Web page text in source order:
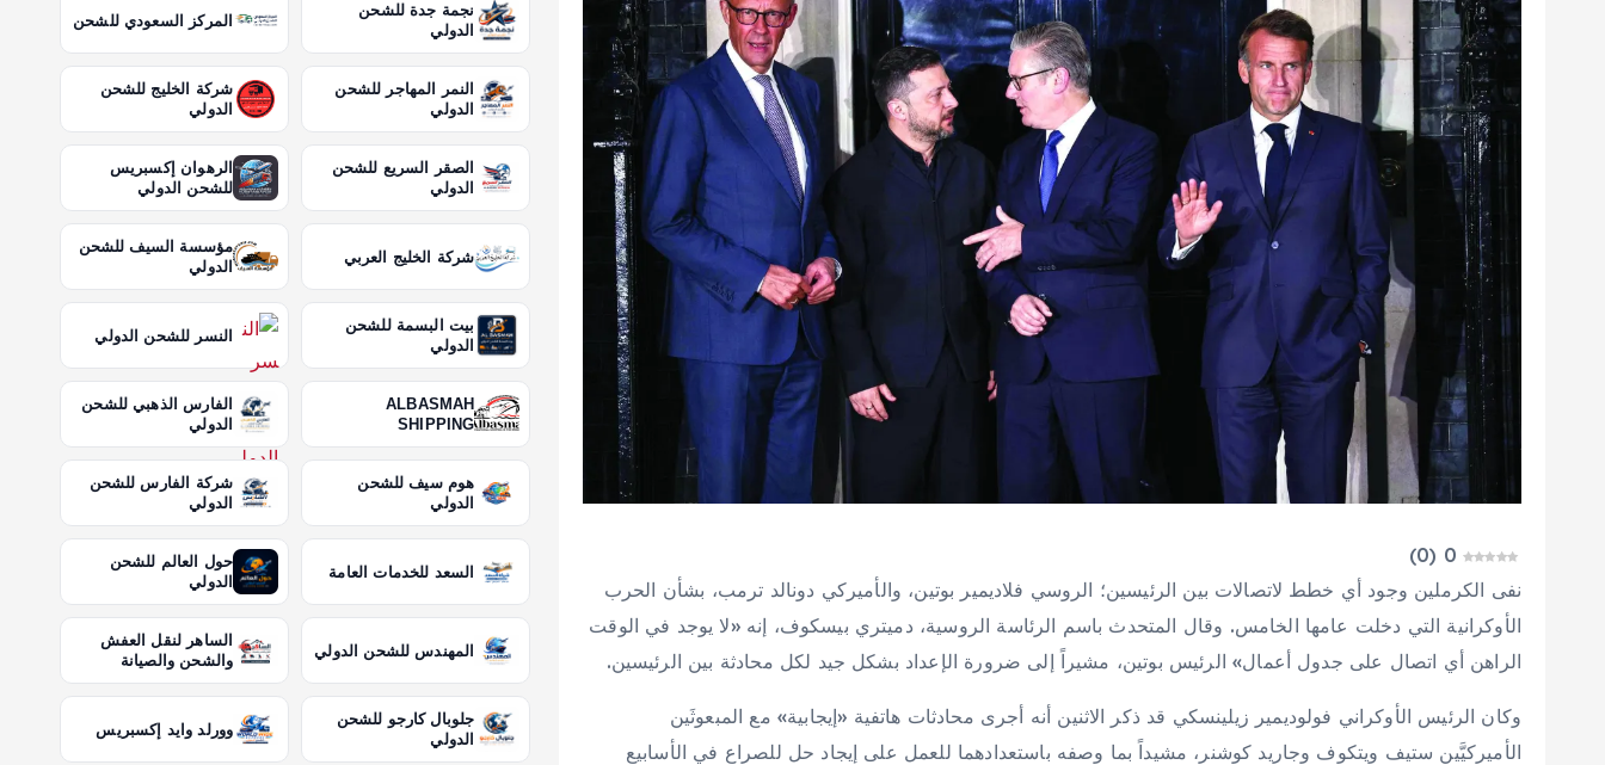
0
(
0
)
نفى الكرملين وجود أي خطط لاتصالات بين الرئيسين؛ الروسي فلاديمير بوتين، والأميركي دونالد ترمب، بشأن الحرب
الأوكرانية التي دخلت عامها الخامس. وقال المتحدث باسم الرئاسة الروسية، دميتري بيسكوف، إنه «لا يوجد في الوقت
الراهن أي اتصال على جدول أعمال» الرئيس بوتين، مشيراً إلى ضرورة الإعداد بشكل جيد لكل محادثة بين الرئيسين.
وكان الرئيس الأوكراني فولوديمير زيلينسكي قد ذكر الاثنين أنه أجرى محادثات هاتفية «إيجابية» مع المبعوثَين
الأميركيَّين ستيف ويتكوف وجاريد كوشنر، مشيداً بما وصفه باستعدادهما للعمل على إيجاد حل للصراع في الأسابيع
نجمة جدة للشحن
الدولي
المركز السعودي للشحن
النمر المهاجر للشحن
الدولي
شركة الخليج للشحن
الدولي
الصقر السريع للشحن
الدولي
الرهوان إكسبريس
للشحن الدولي
شركة الخليج العربي
مؤسسة السيف للشحن
الدولي
بيت البسمة للشحن
الدولي
النسر للشحن الدولي
ALBASMAH
SHIPPING
الفارس الذهبي للشحن
الدولي
هوم سيف للشحن
الدولي
شركة الفارس للشحن
الدولي
السعد للخدمات العامة
حول العالم للشحن
الدولي
المهندس للشحن الدولي
الساهر لنقل العفش
والشحن والصيانة
جلوبال كارجو للشحن
الدولي
وورلد وايد إكسبريس